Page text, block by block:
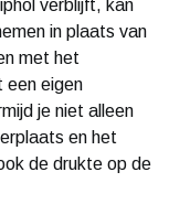
verblijft, kan
in plaats van
met het
een eigen
je niet alleen
en het
de drukte op de